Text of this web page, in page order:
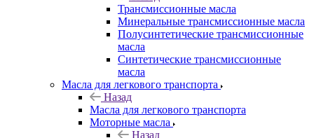
Трансмиссионные масла
Минеральные трансмиссионные масла
Полусинтетические трансмиссионные
масла
Синтетические трансмиссионные
масла
Масла для легкового транспорта
Назад
Масла для легкового транспорта
Моторные масла
Назад